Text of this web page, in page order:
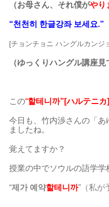
（お母さん、それ僕がやり
“천천히 한글강좌 보세요.”
[チョンチョニ ハングルカンジ
（ゆっくりハングル講座見
この“할테니까”[ハルテニカ]
今日も、竹内渉さんの「
ましたね。
覚えてますか？
授業の中でソウルの語学学
“제가 예약할테니까”（私が